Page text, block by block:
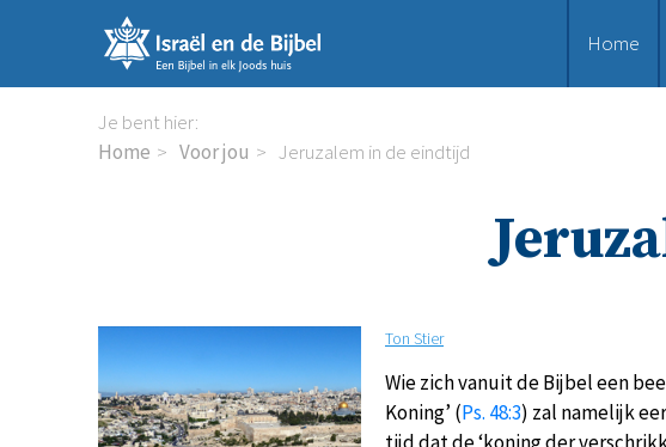
Home
Je bent hier:
Home
Voor jou Jeruzalem in de eindtijd
Ton Stier
Wie zich vanuit de Bijbel een
Koning’ (Ps. 48:3) zal namelijk